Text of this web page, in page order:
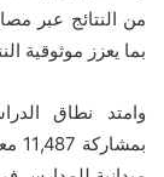
من النتائج عبر
بما يعزز موثوقية